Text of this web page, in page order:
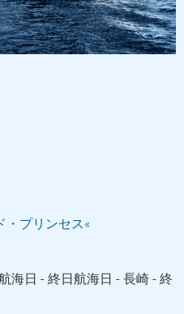
・プリンセス«
海日 - 終日航海日 - 長崎 - 終